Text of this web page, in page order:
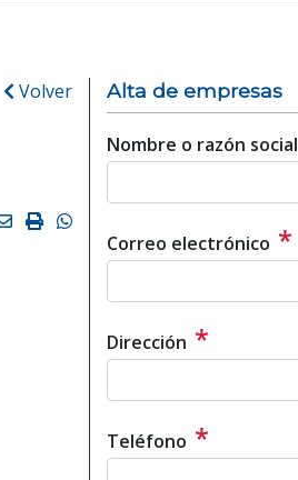
Volver
EmailImprimirWhatsapp
Alta de empresas
Nombre o razón social
Correo electrónico *
Dirección *
Teléfono *